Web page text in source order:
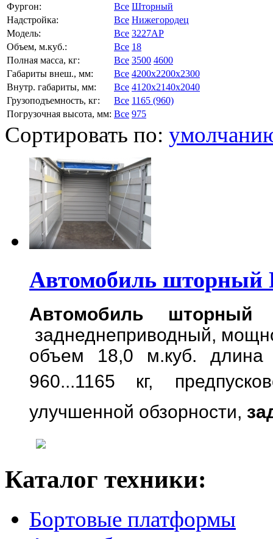
Фургон:
Все Шторный
Надстройка:
Все Нижегородец
Модель:
Все 3227АР
Объем, м.куб.:
Все 18
Полная масса, кг:
Все 3500 4600
Габариты внеш., мм:
Все 4200x2200x2300
Внутр. габариты, мм:
Все 4120x2140x2040
Грузоподъемность, кг:
Все 1165 (960)
Погрузочная высота, мм: Все 975
Сортировать по:
Автомобиль шторный
Автомобиль
заднеднеприводный,
объем 18,0 м.куб. длина
960...1165 кг,
улучшенной обзорности,
Каталог техники:
Бортовые платформы